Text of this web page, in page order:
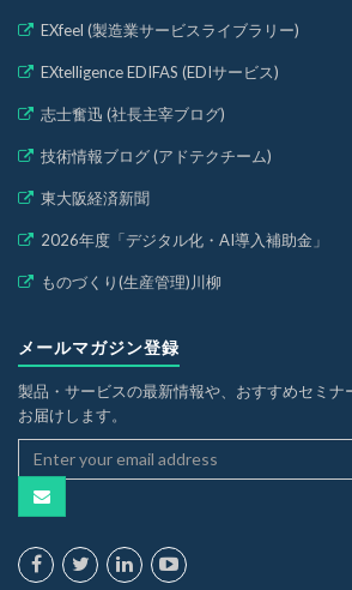
EXfeel (製造業サービスライブラリー)
EXtelligence EDIFAS (EDIサービス)
志士奮迅 (社長主宰ブログ)
技術情報ブログ (アドテクチーム)
東大阪経済新聞
2026年度「デジタル化・AI導入補助金」
ものづくり(生産管理)川柳
メールマガジン登録
製品・サービスの最新情報や、おすすめセミナ
お届けします。